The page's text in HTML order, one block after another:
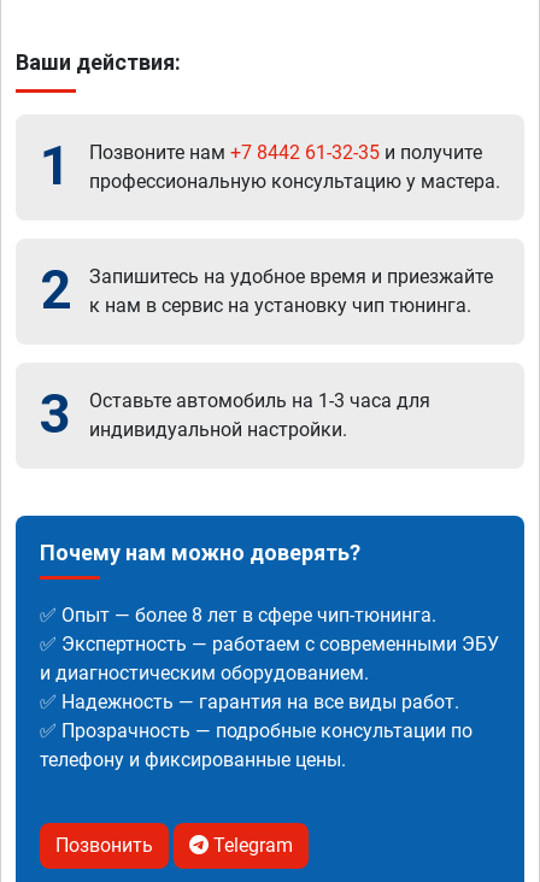
Ваши действия:
1 Позвоните нам +7 8442 61-32-35 и получите
профессиональную консультацию у мастера.
2
Запишитесь на удобное время и приезжайте
к нам в сервис на установку чип тюнинга.
3
Оставьте автомобиль на 1-3 часа для
индивидуальной настройки.
Почему нам можно доверять?
✅ Опыт — более 8 лет в сфере чип-тюнинга.
✅ Экспертность — работаем с современными ЭБУ
и диагностическим оборудованием.
✅ Надежность — гарантия на все виды работ.
✅ Прозрачность — подробные консультации по
телефону и фиксированные цены.
Позвонить Telegram